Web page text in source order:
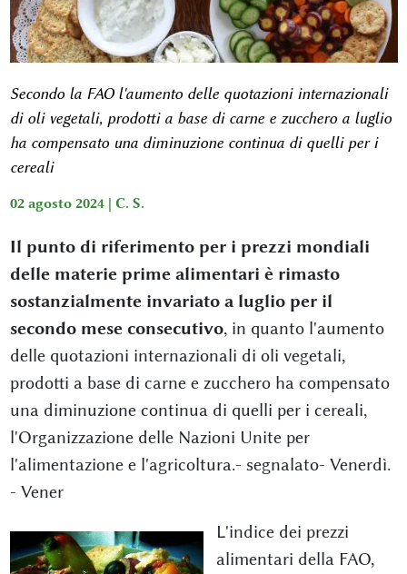
Secondo la FAO l'aumento delle quotazioni internazionali
di oli vegetali, prodotti a base di carne e zucchero a luglio
ha compensato una diminuzione continua di quelli per i
cereali
02 agosto 2024 | C. S.
Il punto di riferimento per i prezzi mondiali
delle materie prime alimentari è rimasto
sostanzialmente invariato a luglio per il
secondo mese consecutivo, in quanto l'aumento
delle quotazioni internazionali di oli vegetali,
prodotti a base di carne e zucchero ha compensato
una diminuzione continua di quelli per i cereali,
l'Organizzazione delle Nazioni Unite per
l'alimentazione e l'agricoltura.- segnalato- Venerdì.
- Vener
L'indice dei prezzi
alimentari della FAO,